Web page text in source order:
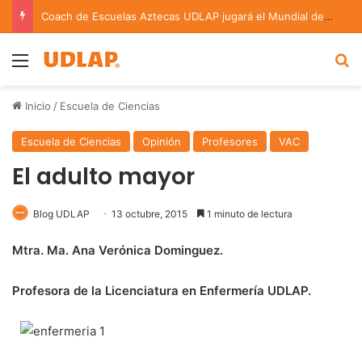
Coach de Escuelas Aztecas UDLAP jugará el Mundial de Flag Football en Alemania
Menu
Inicio / Escuela de Ciencias
Escuela de Ciencias Opinión Profesores VAC
El adulto mayor
Blog UDLAP 13 octubre, 2015 1 minuto de lectura
Mtra. Ma. Ana Verónica Dominguez.
Profesora de la Licenciatura en Enfermería UDLAP.